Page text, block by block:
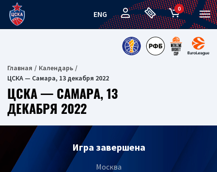
ENG
0
Главная
Календарь
ЦСКА — Самара, 13 декабря 2022
ЦСКА — САМАРА, 13
ДЕКАБРЯ 2022
Игра завершена
Москва